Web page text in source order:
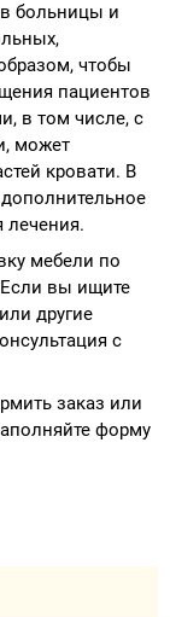
больницы и
чтобы
пациентов
в том числе, с
может
кровати. В
лечения.
мебели по
вы ищите
другие
с
заказ или
форму